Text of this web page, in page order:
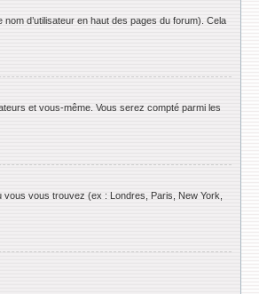
d’utilisateur en haut des pages du forum). Cela
et vous-même. Vous serez compté parmi les
vous vous trouvez (ex : Londres, Paris, New York,